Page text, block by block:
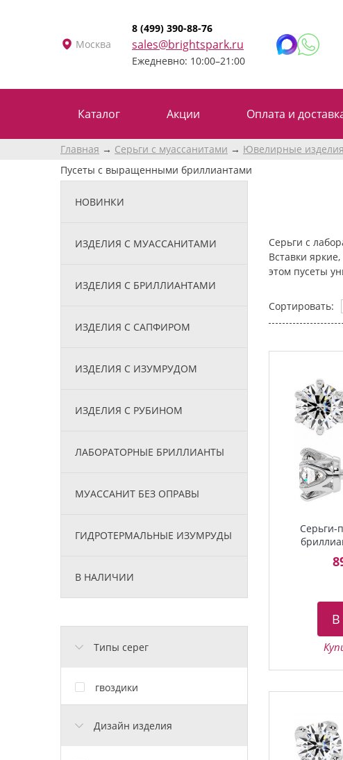
Москва
8 (499) 390-88-76
sales@brightspark.ru
Ежедневно: 10:00–21:00
Каталог Акции Оплата и
Главная Серьги с муассанитами Ювелирные изделия
Пусеты с выращенными бриллиантами
НОВИНКИ
ИЗДЕЛИЯ С МУАССАНИТАМИ
ИЗДЕЛИЯ С БРИЛЛИАНТАМИ
ИЗДЕЛИЯ С САПФИРОМ
ИЗДЕЛИЯ С ИЗУМРУДОМ
ИЗДЕЛИЯ С РУБИНОМ
ЛАБОРАТОРНЫЕ БРИЛЛИАНТЫ
МУАССАНИТ БЕЗ ОПРАВЫ
ГИДРОТЕРМАЛЬНЫЕ ИЗУМРУДЫ
В НАЛИЧИИ
Типы серег
гвоздики
Дизайн изделия
Серьги с
Вставки
этом пусеты
Сортировать:
Серьги-
В